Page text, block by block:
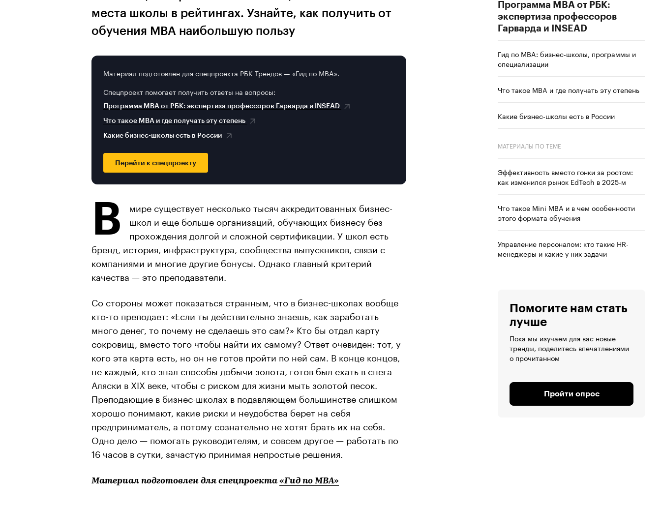
места школы в рейтингах. Узнайте, как получить от
обучения МВА наибольшую пользу
Материал подготовлен для спецпроекта РБК Трендов — «Гид по MBA».
Спецпроект помогает получить ответы на вопросы:
Программа MBA от РБК: экспертиза профессоров Гарварда и INSEAD
Что такое MBA и где получать эту степень
Какие бизнес-школы есть в России
Перейти к спецпроекту
В
мире существует несколько тысяч аккредитованных бизнес-
школ и еще больше организаций, обучающих бизнесу без
прохождения долгой и сложной сертификации. У школ есть
бренд, история, инфраструктура, сообщества выпускников, связи с
компаниями и многие другие бонусы. Однако главный критерий
качества — это преподаватели.
Со стороны может показаться странным, что в бизнес-школах вообще
кто-то преподает: «Если ты действительно знаешь, как заработать
много денег, то почему не сделаешь это сам?» Кто бы отдал карту
сокровищ, вместо того чтобы найти их самому? Ответ очевиден: тот, у
кого эта карта есть, но он не готов пройти по ней сам. В конце концов,
не каждый, кто знал способы добычи золота, готов был ехать в снега
Аляски в XIX веке, чтобы с риском для жизни мыть золотой песок.
Преподающие в бизнес-школах в подавляющем большинстве слишком
хорошо понимают, какие риски и неудобства берет на себя
предприниматель, а потому сознательно не хотят брать их на себя.
Одно дело — помогать руководителям, и совсем другое — работать по
16 часов в сутки, зачастую принимая непростые решения.
Материал подготовлен для спецпроекта «Гид по MBA»
Программа MBA от РБК:
экспертиза профессоров
Гарварда и INSEAD
Гид по MBA: бизнес-школы, программы и
специализации
Что такое MBA и где получать эту степень
Какие бизнес-школы есть в России
МАТЕРИАЛЫ ПО ТЕМЕ
Эффективность вместо гонки за ростом:
как изменился рынок EdTech в 2025-м
Что такое Mini MBA и в чем особенности
этого формата обучения
Управление персоналом: кто такие HR-
менеджеры и какие у них задачи
Помогите нам стать
лучше
Пока мы изучаем для вас новые
тренды, поделитесь впечатлениями
о прочитанном
Пройти опрос